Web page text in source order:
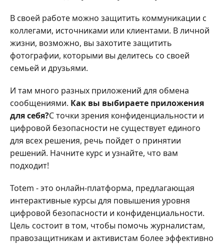
В своей работе можно защитить коммуникации с
коллегами, источниками или клиентами. В личной
жизни, возможно, вы захотите защитить
фотографии, которыми вы делитесь со своей
семьей и друзьями.
И там много разных приложений для обмена
сообщениями. Как вы выбираете приложения
для себя?С точки зрения конфиденциальности и
цифровой безопасности не существует единого
для всех решения, речь пойдет о принятии
решений. Начните курс и узнайте, что вам
подходит!
Totem - это онлайн-платформа, предлагающая
интерактивные курсы для повышения уровня
цифровой безопасности и конфиденциальности.
Цель состоит в том, чтобы помочь журналистам,
правозащитникам и активистам более эффективно